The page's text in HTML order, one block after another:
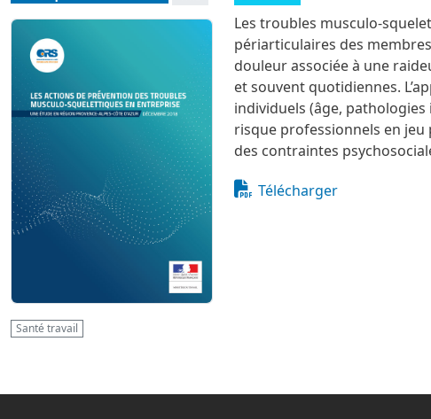
Image
Image
Santé travail
Les troubles musculo-
périarticulaires des
douleur associée à une
et souvent quotidiennes.
individuels (âge,
risque professionnels en
des contraintes
Document
Télécharger